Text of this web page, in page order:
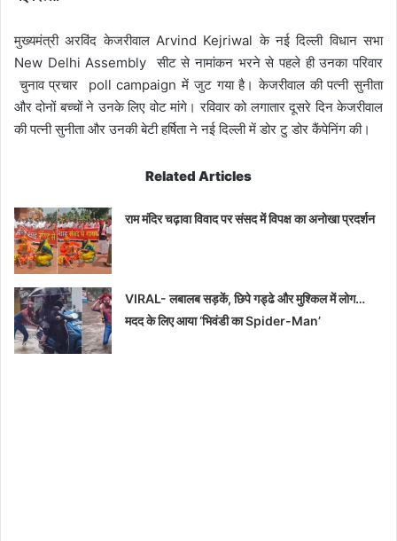
मुख्यमंत्री अरविंद केजरीवाल Arvind Kejriwal के नई दिल्ली विधान सभा
New Delhi Assembly सीट से नामांकन भरने से पहले ही उनका परिवार
चुनाव प्रचार poll campaign में जुट गया है। केजरीवाल की पत्नी सुनीता
और दोनों बच्चों ने उनके लिए वोट मांगे। रविवार को लगातार दूसरे दिन केजरीवाल
की पत्नी सुनीता और उनकी बेटी हर्षिता ने नई दिल्ली में डोर टु डोर कैंपेनिंग की।
Related Articles
राम मंदिर चढ़ावा विवाद पर संसद में विपक्ष का अनोखा प्रदर्शन
VIRAL- लबालब सड़कें, छिपे गड्ढे और मुश्किल में लोग…
मदद के लिए आया ‘भिवंडी का Spider-Man’